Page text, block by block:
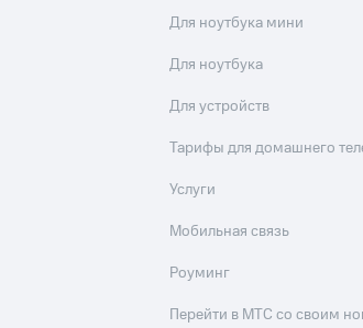
Для ноутбука мини
Для ноутбука
Для устройств
Тарифы для домашнего
Услуги
Мобильная связь
Роуминг
Перейти в МТС со своим